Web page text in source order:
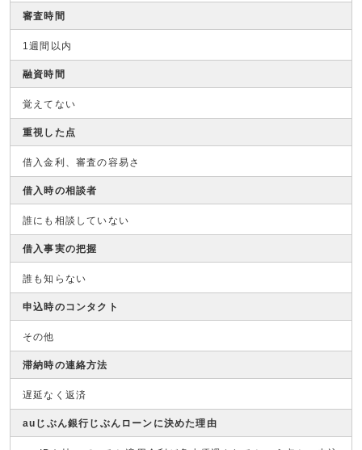
審査時間
1週間以内
融資時間
覚えてない
重視した点
借入金利、審査の容易さ
借入時の相談者
誰にも相談していない
借入事実の把握
誰も知らない
申込時のコンタクト
その他
滞納時の連絡方法
遅延なく返済
auじぶん銀行じぶんローンに決めた理由